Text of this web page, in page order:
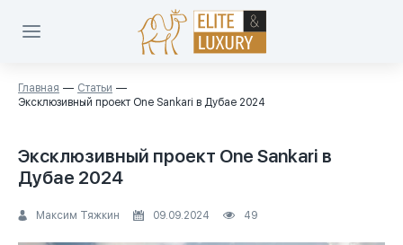
Главная
Статьи
Эксклюзивный проект One Sankari в Дубае 2024
Эксклюзивный проект One Sankari в
Дубае 2024
Максим Тяжкин 09.09.2024 49